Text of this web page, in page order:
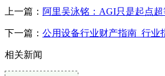
上一篇： 阿里吴泳铭：AGI只是起点
下一篇： 公用设备行业财产指南_行业
相关新闻